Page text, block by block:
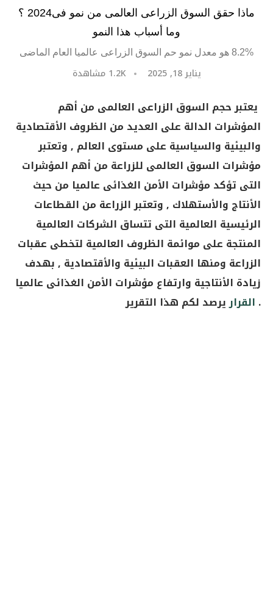
ماذا حقق السوق الزراعى العالمى من نمو فى2024 ؟
وما أسباب هذا النمو
8.2% هو معدل نمو حم السوق الزراعى عالميا العام الماضى
يناير 18, 2025 1.2K مشاهدة
يعتبر حجم السوق الزراعى العالمى من أهم
المؤشرات الدالة على العديد من الظروف الأقتصادية
والبيئية والسياسية على مستوى العالم , وتعتبر
مؤشرات السوق العالمى للزراعة من أهم المؤشرات
التى تؤكد مؤشرات الأمن الغذائى عالميا من حيث
الأنتاج والأستهلاك , وتعتبر الزراعة من القطاعات
الرئيسية العالمية التى تتساق الشركات العالمية
المنتجة على موائمة الظروف العالمية لتخطى عقبات
الزراعة ومنها العقبات البيئية والأقتصادية , بهدف
زيادة الأنتاجية وارتفاع مؤشرات الأمن الغذائى عالميا
. القراريرصد لكم هذا التقرير